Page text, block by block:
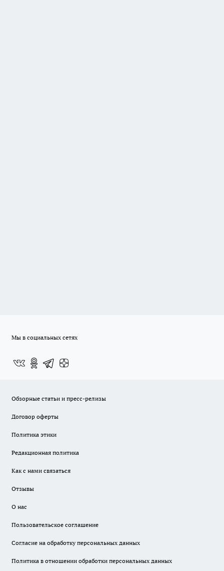
Мы в социальных сетях
Обзорные статьи и пресс-релизы
Договор оферты
Политика этики
Редакционная политика
Как с нами связаться
Отзывы
О нас
Пользовательское соглашение
Согласие на обработку персональных данных
Политика в отношении обработки персональных данных